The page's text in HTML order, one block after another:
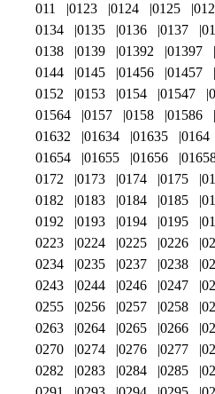
011 0123 0124 0125
0134
0135 0136 0137
0138
0139 01392 01397
0144
0145 01456 01457
0152
0153 0154 01547
01564
0157 0158 01586
01632
01634 01635 0164
01654
01655 01656
0172
0173 0174 0175
0182
0183 0184 0185
0192
0193 0194 0195
0223
0224 0225 0226
0234
0235 0237 0238
0243
0244 0246 0247
0255
0256 0257 0258
0263
0264 0265 0266
0270
0274 0276 0277
0282
0283 0284 0285